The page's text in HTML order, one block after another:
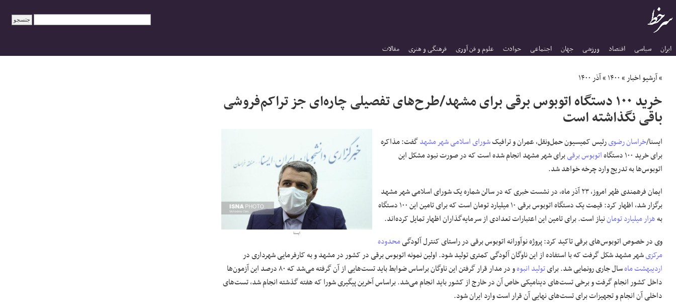
ایران سیاسی اقتصاد ورزشی جهان اجتماعی حوادث علوم و فن آوری فرهنگی و هنری مقالات
»آرشیو اخبار»۱۴۰۰»آذر ۱۴۰۰
خرید ۱۰۰ دستگاه اتوبوس برقی برای مشهد/طرح‌های تفصیلی چاره‌ای جز تراکم‌فروشی
باقی نگذاشته است
ایسنا
ایسنا/خراسان رضویرئیس کمیسیون حمل‌ونقل، عمران و ترافیکشورای اسلامی شهر مشهدگفت: مذاکره
برای خرید ۱۰۰ دستگاه
اتوبوس برقیبرای شهر مشهد انجام شده است که در صورت نبود مشکل این
اتوبوس‌ها به تدریج وارد چرخه خواهد شد.
ایمان فرهمندی ظهر امروز، ۲۳ آذر ماه، در نشست خبری که در سالن شماره یک شورای اسلامی شهر مشهد
برگزار شد، اظهار کرد: قیمت یک دستگاه اتوبوس برقی ۱۰ میلیارد تومان است که برای تامین این ۱۰۰ دستگاه
بههزار میلیارد توماننیاز است. برای تامین این اعتبارات تعدادی از سرمایه‌گذاران اظهار تمایل کرده‌اند.
وی در خصوص اتوبوس‌های برقی تاکید کرد: پروژه نوآورانه اتوبوس برقی در راستای کنترل آلودگیمحدوده
مرکزیشهر مشهد شکل گرفت که با استفاده از این ناوگان آلودگی کمتری تولید شود. اولین نمونه اتوبوس برقی در کشور در مشهد و به کارفرمایی شهرداری در
اردیبهشت ماهسال جاری رونمایی شد. برایتولید انبوه
و در مدار قرار گرفتن این ناوگان براساس ضوابط باید تست‌هایی از آن گرفته می‌شد که ۸۰ درصد این آزمون‌ها
داخل کشور انجام گرفت و برخی تست‌های دینامیکی خاص آن در خارج از کشور باید انجام می‌شد. براساس آخرین پیگیری شورا که هفته گذشته انجام شد، تست‌های
داخلی آن انجام و تجهیزات برای تست‌های نهایی آن قرار است وارد ایران شود.